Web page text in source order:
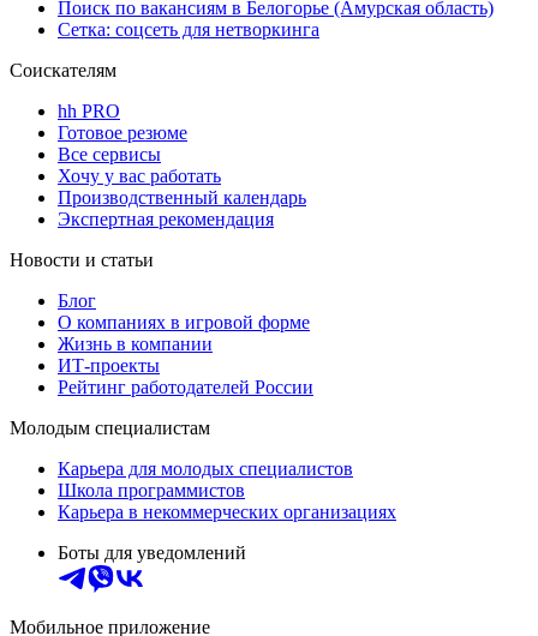
Поиск по вакансиям в Белогорье (Амурская область)
Сетка: соцсеть для нетворкинга
Соискателям
hh PRO
Готовое резюме
Все сервисы
Хочу у вас работать
Производственный календарь
Экспертная рекомендация
Новости и статьи
Блог
О компаниях в игровой форме
Жизнь в компании
ИТ-проекты
Рейтинг работодателей России
Молодым специалистам
Карьера для молодых специалистов
Школа программистов
Карьера в некоммерческих организациях
Боты для уведомлений
Мобильное приложение